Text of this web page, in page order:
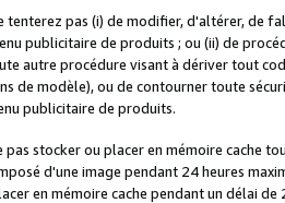
tenterez pas (i) de modifier, d'altérer, de
publicitaire de produits ; ou (ii) de
autre procédure visant à dériver tout
de modèle), ou de contourner toute
publicitaire de produits.
pas stocker ou placer en mémoire cache
d'une image pendant 24 heures
en mémoire cache pendant un délai